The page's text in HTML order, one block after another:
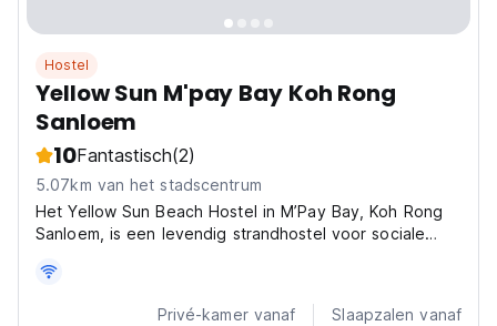
Hostel
Yellow Sun M'pay Bay Koh Rong
Sanloem
10Fantastisch(2)
5.07km van het stadscentrum
Het Yellow Sun Beach Hostel in M’Pay Bay, Koh Rong
Sanloem, is een levendig strandhostel voor sociale
zwemmen met gloeiend plankton. Ideaal voor
eilandavonturen. (Auto-translated from original
Privé-kamer vanaf Slaapzalen vanaf